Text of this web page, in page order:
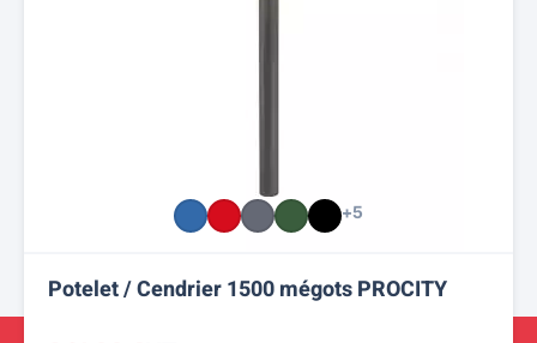
+5
Potelet / Cendrier 1500 mégots PROCITY